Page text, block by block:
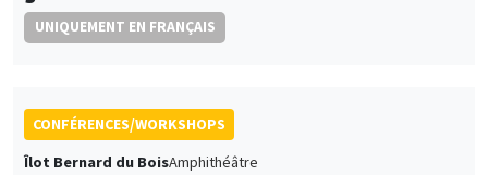
UNIQUEMENT EN FRANÇAIS
CONFÉRENCES/WORKSHOPS
Îlot Bernard du BoisAmphithéâtre